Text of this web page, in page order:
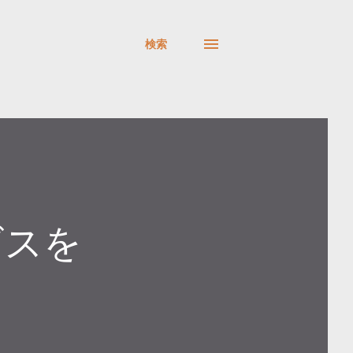
検索
を